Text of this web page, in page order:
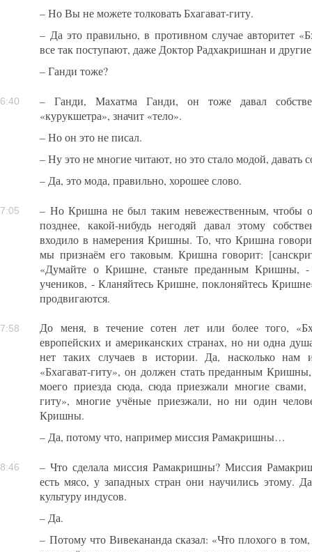
– Но Вы не можете толковать Бхагават-гиту.
– Да это правильно, в противном случае авторитет
все так поступают, даже Доктор Радхакришнан и
– Ганди тоже?
– Ганди, Махатма Ганди, он тоже давал
«курукшетра», значит «тело».
– Но он это не писал.
– Ну это не многие читают, но это стало модой, давать
– Да, это мода, правильно, хорошее слово.
– Но Кришна не был таким невежественным, чтобы
позднее, какой-нибудь негодяй давал этому
входило в намерения Кришны. То, что Кришна
мы признаём его таковым. Кришна говорит:
«Думайте о Кришне, станьте преданным Кришны,
учеников, - Кланяйтесь Кришне, поклоняйтесь
продвигаются.
До меня, в течение сотен лет или более того,
европейских и американских странах, но ни одна
нет таких случаев в истории. Да, насколько нам
«Бхагават-гиту», он должен стать преданным
моего приезда сюда, сюда приезжали многие свами,
гиту», многие учёные приезжали, но ни один
Кришны.
– Да, потому что, например миссия Рамакришны…
– Что сделала миссия Рамакришны? Миссия
есть мясо, у западных стран они научились этому.
культуру индусов.
– Да.
– Потому что Вивекананда сказал: «Что плохого в